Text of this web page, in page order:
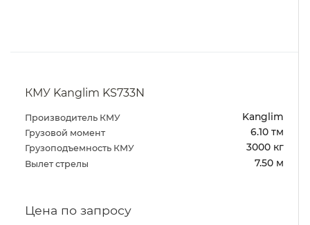
КМУ Kanglim KS733N
Производитель КМУ Kanglim
Грузовой момент 6.10 тм
Грузоподъемность КМУ 3000 кг
Вылет стрелы 7.50 м
Цена по запросу